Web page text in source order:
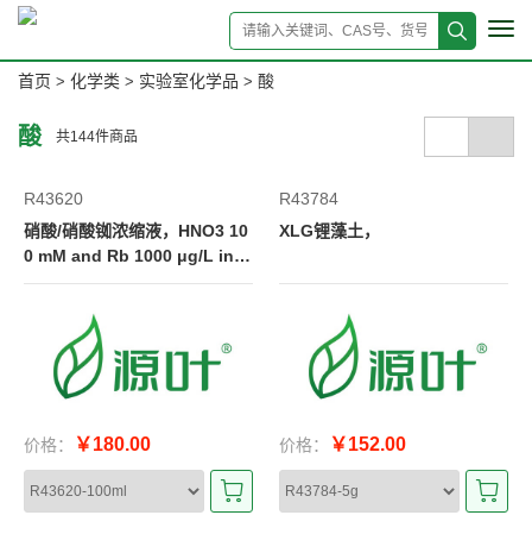
首页 > 化学类 > 实验室化学品 > 酸
酸 共144件商品
R43620
硝酸/硝酸铷浓缩液，HNO3 10
0 mM and Rb 1000 μg/L in H
2O(20×)
价格： ￥180.00
R43784
XLG锂藻土，
价格： ￥152.00